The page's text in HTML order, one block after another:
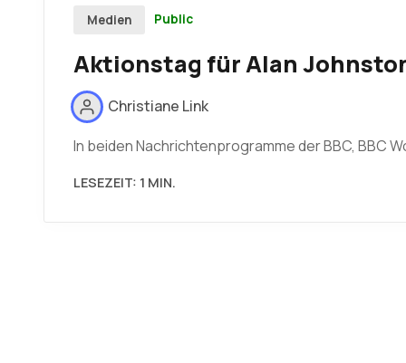
Medien Public
Aktionstag für Alan
Christiane Link
In beiden Nachrichtenprogramme der BBC, BBC
LESEZEIT: 1 MIN.